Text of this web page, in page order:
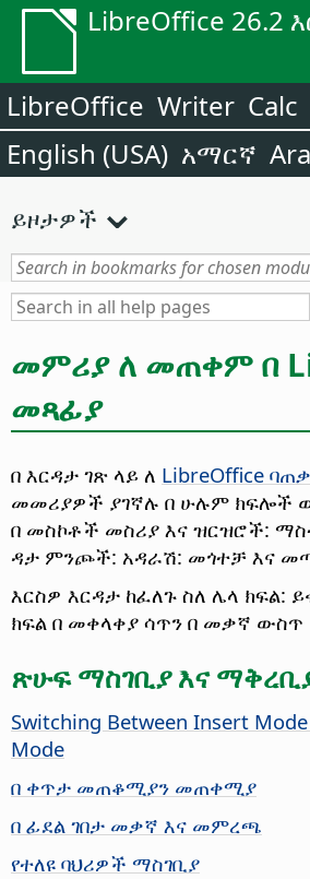
LibreOffice 26.2
LibreOffice Writer Calc
English (USA) አማርኛ
ይዞታዎች
መምሪያ ለ መጠቀም በ
መጻፊያ
በ እርዳታ ገጽ ላይ ለ LibreOffice
መመሪያዎች ያገኛሉ በ ሁሉም ክፍሎች
በ መስኮቶች መስሪያ እና ዝርዝሮች:
ዳታ ምንጮች: አዳራሽ: መጎተቻ እና
እርስዎ እርዳታ ከፈለጉ ስለ ሌላ ክፍል:
ክፍል በ መቀላቀያ ሳጥን በ መቃኛ ውስጥ
ጽሁፍ ማስገቢያ እና
Switching Between Insert
Mode
በ ቀጥታ መጠቆሚያን መጠቀሚያ
በ ፊደል ገበታ መቃኛ እና መምረጫ
የተለዩ ባህሪዎች ማስገቢያ